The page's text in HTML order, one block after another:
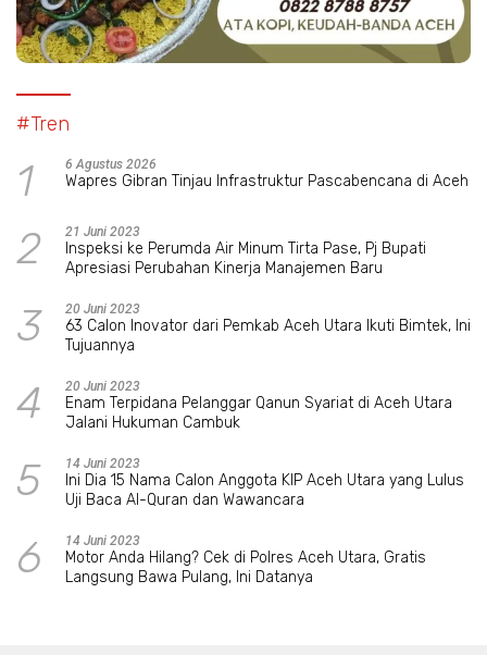
#Tren
1 6 Agustus 2026
Wapres Gibran Tinjau Infrastruktur Pascabencana di Aceh
2 21 Juni 2023
Inspeksi ke Perumda Air Minum Tirta Pase, Pj Bupati
Apresiasi Perubahan Kinerja Manajemen Baru
3 20 Juni 2023
63 Calon Inovator dari Pemkab Aceh Utara Ikuti Bimtek, Ini
Tujuannya
4 20 Juni 2023
Enam Terpidana Pelanggar Qanun Syariat di Aceh Utara
Jalani Hukuman Cambuk
5 14 Juni 2023
Ini Dia 15 Nama Calon Anggota KIP Aceh Utara yang Lulus
Uji Baca Al-Quran dan Wawancara
6 14 Juni 2023
Motor Anda Hilang? Cek di Polres Aceh Utara, Gratis
Langsung Bawa Pulang, Ini Datanya